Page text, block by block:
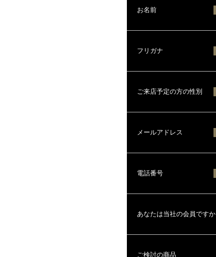
お名前
フリガナ
ご来店予定の方の性別
メールアドレス
電話番号
あなたは当社の会員ですか
ご検討の商品